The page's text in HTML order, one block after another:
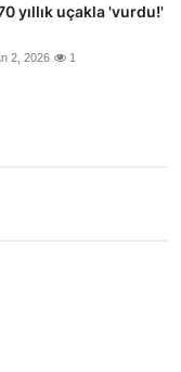
yıllık uçakla 'vurdu!'
2, 2026 1